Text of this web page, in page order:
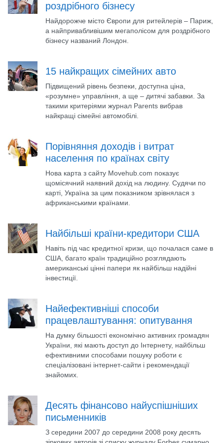
роздрібного бізнесу
Найдорожче місто Європи для ритейлерів – Париж,
а найпривабливішим мегаполісом для роздрібного
бізнесу названий Лондон.
15 найкращих сімейних авто
Підвищений рівень безпеки, доступна ціна,
«розумне» управління, а ще – дитячі забавки. За
такими критеріями журнал Parents вибрав
найкращі сімейні автомобілі.
Порівняння доходів і витрат
населення по країнах світу
Нова карта з сайту Movehub.com показує
щомісячний наявний дохід на людину. Судячи по
карті, Україна за цим показником зрівнялася з
африканськими країнами.
Найбільші країни-кредитори США
Навіть під час кредитної кризи, що почалася саме в
США, багато країн традиційно розглядають
американські цінні папери як найбільш надійні
інвестиції.
Найефективніші способи
працевлаштування: опитування
На думку більшості економічно активних громадян
України, які мають доступ до Інтернету, найбільш
ефективними способами пошуку роботи є
спеціалізовані інтернет-сайти і рекомендації
знайомих.
Десять фінансово найуспішніших
письменників
З середини 2007 до середини 2008 року десять